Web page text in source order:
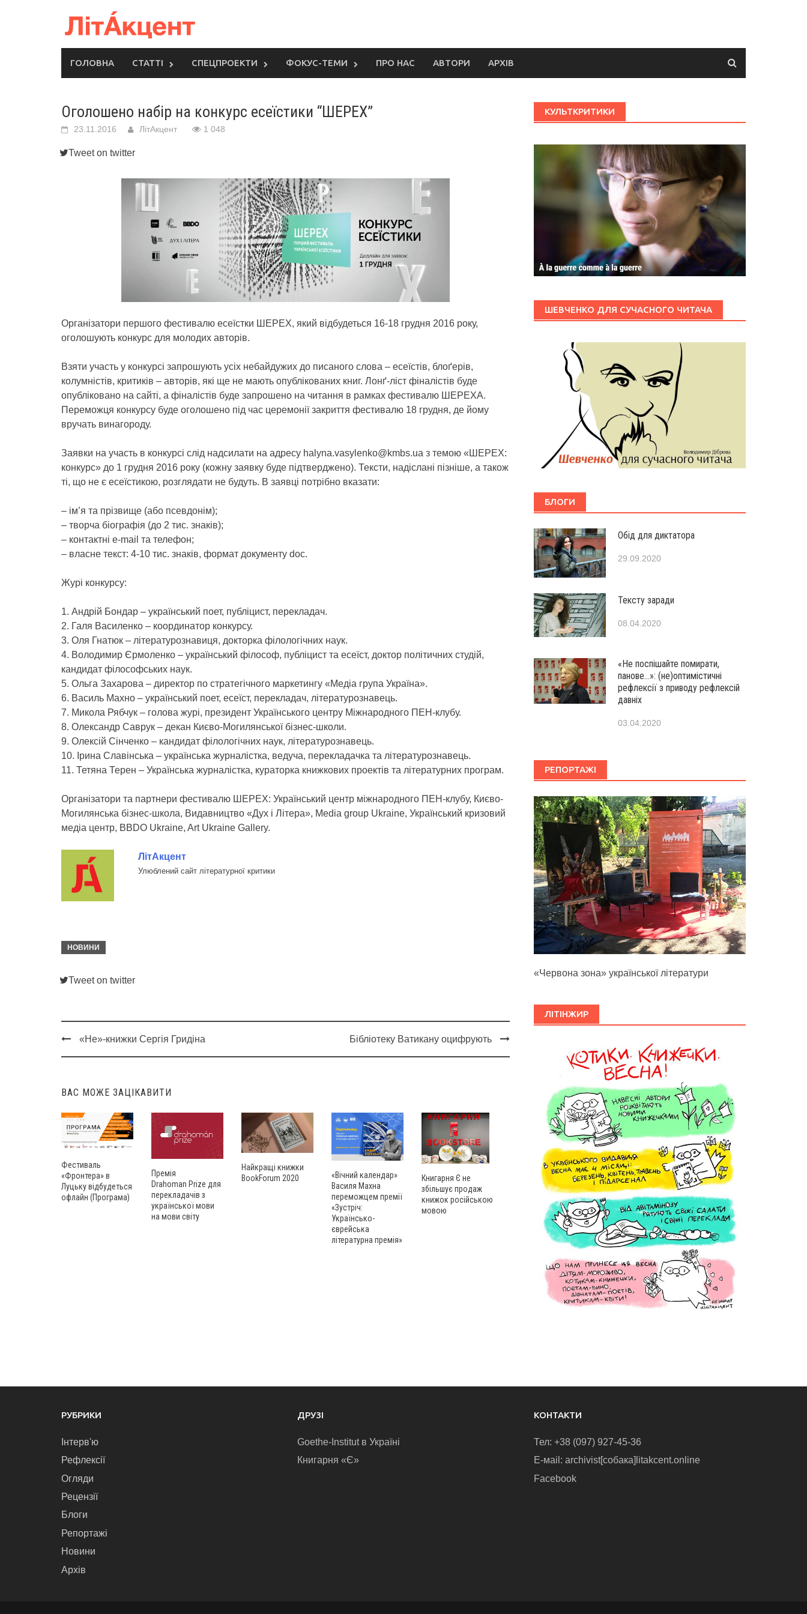
ГОЛОВНА СТАТТІ СПЕЦПРОЕКТИ ФОКУС-ТЕМИ ПРО НАС АВТОРИ АРХІВ
Оголошено набір на конкурс есеїстики “ШЕРЕХ”
23.11.2016 ЛітАкцент 1 048
Tweet on twitter
Організатори першого фестивалю есеїстки ШЕРЕХ, який відбудеться 16-18 грудня 2016 року,
оголошують конкурс для молодих авторів.
Взяти участь у конкурсі запрошують усіх небайдужих до писаного слова – есеїстів, блоґерів,
колумністів, критиків – авторів, які ще не мають опублікованих книг. Лонґ-ліст фіналістів буде
опубліковано на сайті, а фіналістів буде запрошено на читання в рамках фестивалю ШЕРЕХА.
Переможця конкурсу буде оголошено під час церемонії закриття фестивалю 18 грудня, де йому
вручать винагороду.
Заявки на участь в конкурсі слід надсилати на адресу halyna.vasylenko@kmbs.ua з темою «ШЕРЕХ:
конкурс» до 1 грудня 2016 року (кожну заявку буде підтверджено). Тексти, надіслані пізніше, а також
ті, що не є есеїстикою, розглядати не будуть. В заявці потрібно вказати:
– ім’я та прізвище (або псевдонім);
– творча біографія (до 2 тис. знаків);
– контактні e-mail та телефон;
– власне текст: 4-10 тис. знаків, формат документу doc.
Журі конкурсу:
1. Андрій Бондар – український поет, публіцист, перекладач.
2. Галя Василенко – координатор конкурсу.
3. Оля Гнатюк – літературознавиця, докторка філологічних наук.
4. Володимир Єрмоленко – український філософ, публіцист та есеїст, доктор політичних студій,
кандидат філософських наук.
5. Ольга Захарова – директор по стратегічного маркетингу «Медіа група Україна».
6. Василь Махно – український поет, есеїст, перекладач, літературознавець.
7. Микола Рябчук – голова журі, президент Українського центру Міжнародного ПЕН-клубу.
8. Олександр Саврук – декан Києво-Могилянської бізнес-школи.
9. Олексій Сінченко – кандидат філологічних наук, літературознавець.
10. Ірина Славінська – українська журналістка, ведуча, перекладачка та літературознавець.
11. Тетяна Терен – Українська журналістка, кураторка книжкових проектів та літературних програм.
Організатори та партнери фестивалю ШЕРЕХ: Український центр міжнародного ПЕН-клубу, Києво-
Могилянська бізнес-школа, Видавництво «Дух і Літера», Media group Ukraine, Український кризовий
медіа центр, BBDO Ukraine, Art Ukraine Gallery.
ЛітАкцент
Улюблений сайт літературної критики
НОВИНИ
Tweet on twitter
Post
«Не»-книжки Сергія Гридіна Бібліотеку Ватикану оцифрують
ВАС МОЖЕ ЗАЦІКАВИТИ
Фестиваль
«Фронтера» в
Луцьку відбудеться
офлайн (Програма)
Премія
Drahoman Prize для
перекладачів з
української мови
на мови світу
Найкращі книжки
BookForum 2020
«Вічний календар»
Василя Махна
переможцем премії
«Зустріч:
Українсько-
єврейська
літературна премія»
Книгарня Є не
збільшує продаж
книжок російською
мовою
КУЛЬТКРИТИКИ
ШЕВЧЕНКО ДЛЯ СУЧАСНОГО ЧИТАЧА
БЛОГИ
Обід для диктатора
29.09.2020
Тексту заради
08.04.2020
«Не поспішайте помирати,
панове…»: (не)оптимістичні
рефлексії з приводу рефлексій
давніх
03.04.2020
РЕПОРТАЖІ
«Червона зона» української літератури
ЛІТІНЖИР
РУБРИКИ
Інтерв'ю
Рефлексії
Огляди
Рецензії
Блоги
Репортажі
Новини
Архів
ДРУЗІ
Goethe-Institut в Україні
Книгарня «Є»
КОНТАКТИ
Тел: +38 (097) 927-45-36
E-маіl: archivist[собака]litakcent.online
Facebook